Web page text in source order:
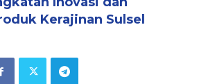
Kerajinan Sulsel